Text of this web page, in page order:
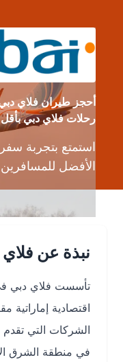
أحجز طيران فلاي دبي -
رحلات فلاي دبي بأقل سعر
استمتع بتجربة سفر
الأفضل للمسافرين
نبذة عن فلاي دبي
اقتصادية إماراتية
الشركات التي تقدم
في منطقة الشرق